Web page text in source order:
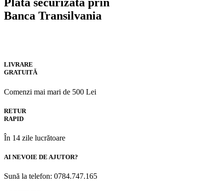
Plată securizată prin
Banca Transilvania
LIVRARE
GRATUITĂ
Comenzi mai mari de 500 Lei
RETUR
RAPID
În 14 zile lucrătoare
AI NEVOIE DE AJUTOR?
Sună la telefon: 0784.747.165